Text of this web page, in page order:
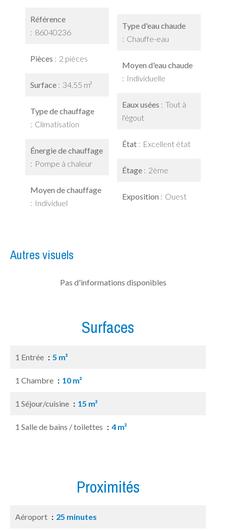
Référence
86040236
Pièces 2 pièces
Surface 34.55 m²
Type de chauffage
Climatisation
Énergie de chauffage
Pompe à chaleur
Moyen de chauffage
Individuel
Type d'eau chaude
Chauffe-eau
Moyen d'eau chaude
Individuelle
Eaux usées
Tout à
l'égout
État Excellent état
Étage 2ème
Exposition Ouest
Autres visuels
Pas d'informations disponibles
Surfaces
1 Entrée 5 m²
1 Chambre 10 m²
1 Séjour/cuisine 15 m²
1 Salle de bains / toilettes 4 m²
Proximités
Aéroport 25 minutes